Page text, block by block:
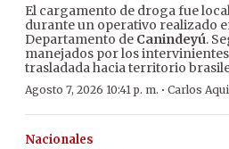
El cargamento de droga fue
durante un operativo realizado
Departamento de Canindeyú.
manejados por los
trasladada hacia territorio
Agosto 7, 2026 10:41 p. m. · Carlos
Nacionales